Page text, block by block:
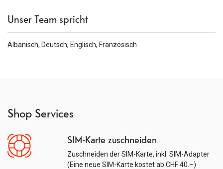
Unser Team spricht
Albanisch, Deutsch, Englisch, Französisch
Shop Services
SIM-Karte zuschneiden
Zuschneiden der SIM-Karte, inkl. SIM-Adapter
(Eine neue SIM-Karte kostet ab CHF 40.–)